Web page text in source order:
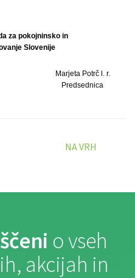
za pokojninsko in
Slovenije
Marjeta Potrč l. r.
Predsednica
NA VRH
o vseh
akcijah in